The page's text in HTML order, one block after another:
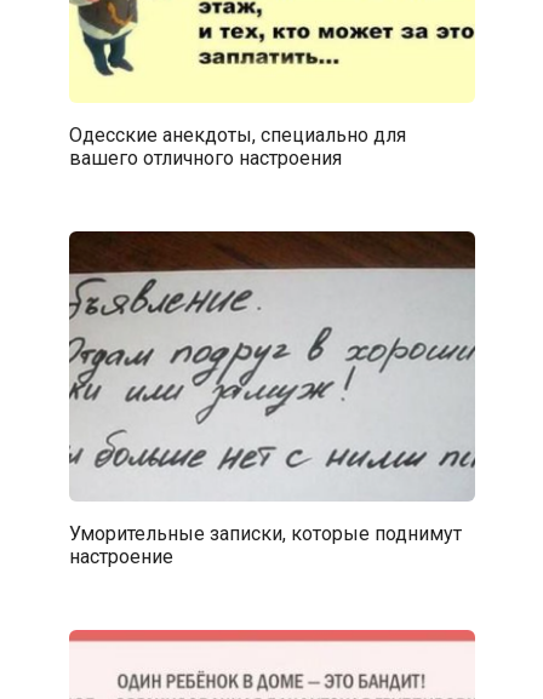
Одесские анекдоты, специально для
вашего отличного настроения
Уморительные записки, которые поднимут
настроение